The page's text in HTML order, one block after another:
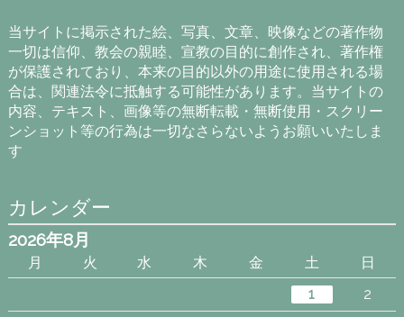
ブ
当サイトに掲示された絵、写真、文章、映像などの著作物
一切は信仰、教会の親睦、宣教の目的に創作され、著作権
が保護されており、本来の目的以外の用途に使用される場
合は、関連法令に抵触する可能性があります。当サイトの
内容、テキスト、画像等の無断転載・無断使用・スクリー
ンショット等の行為は一切なさらないようお願いいたしま
す
カレンダー
2026年8月
月 火 水 木 金 土
日
1
2